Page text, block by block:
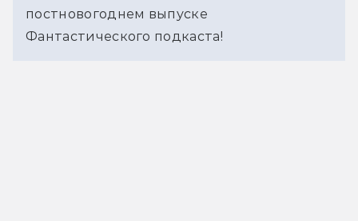
постновогоднем выпуске
Фантастического подкаста!